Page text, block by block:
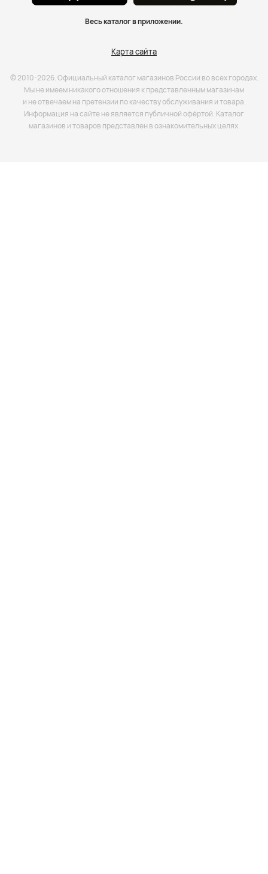
Весь каталог в приложении.
Карта сайта
© 2010-2026. Официальный каталог магазинов России во всех городах.
Мы не имеем никакого отношения к представленным магазинам
и не отвечаем на претензии по качеству обслуживания и товара.
Информация на сайте не является публичной офёртой. Каталог
магазинов и товаров представлен в ознакомительных целях.